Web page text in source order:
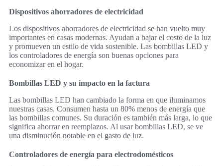
Dispositivos ahorradores de electricidad
Los dispositivos ahorradores de electricidad se han vuelto muy
importantes en casas modernas. Ayudan a bajar el costo de la luz
y promueven un estilo de vida sostenible. Las bombillas LED y
los controladores de energía son buenas opciones para
economizar en el hogar.
Bombillas LED y su impacto en la factura
Las bombillas LED han cambiado la forma en que iluminamos
nuestras casas. Consumen hasta un 80% menos de energía que
las bombillas comunes. Su duración es también más larga, lo que
significa ahorrar en reemplazos. Al usar bombillas LED, se ve
una disminución notable en el gasto de luz.
Controladores de energía para electrodomésticos